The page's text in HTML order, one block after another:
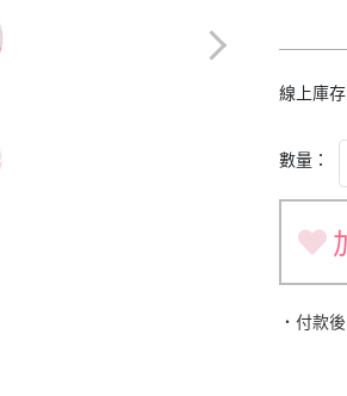
線上庫
數量：
˙付款